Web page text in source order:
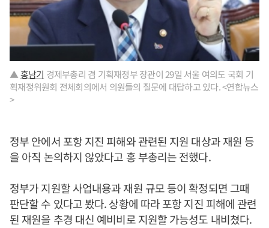
▲홍남기 경제부총리 겸 기획재정부 장관이 29일 서울 여의도 국회 기
획재정위원회 전체회의에서 의원들의 질문에 대답하고 있다. <연합뉴스
>
정부 안에서 포항 지진 피해와 관련된 지원 대상과 재원 등
을 아직 논의하지 않았다고 홍 부총리는 전했다.
정부가 지원할 사업내용과 재원 규모 등이 확정되면 그때
판단할 수 있다고 봤다. 상황에 따라 포항 지진 피해에 관련
된 재원을 추경 대신 예비비로 지원할 가능성도 내비쳤다.